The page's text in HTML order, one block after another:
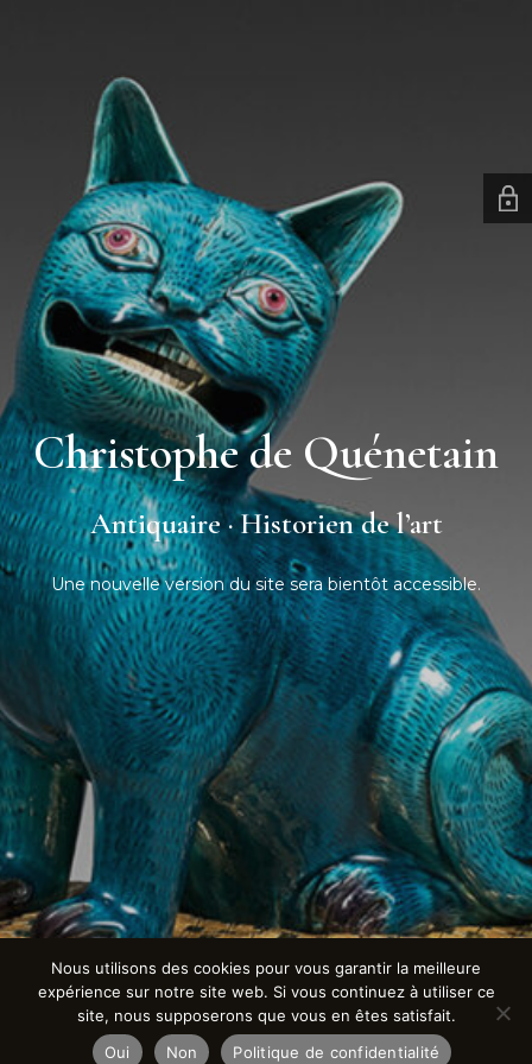
Christophe de Quénetain
Antiquaire · Historien de l’art
Une nouvelle version du site sera bientôt accessible.
Nous utilisons des cookies pour vous garantir la meilleure
expérience sur notre site web. Si vous continuez à utiliser ce
site, nous supposerons que vous en êtes satisfait.
Oui
Non Politique de confidentialité